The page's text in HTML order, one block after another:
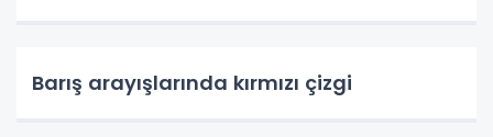
Barış arayışlarında kırmızı çizgi